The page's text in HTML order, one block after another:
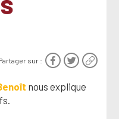
sur :
nous explique